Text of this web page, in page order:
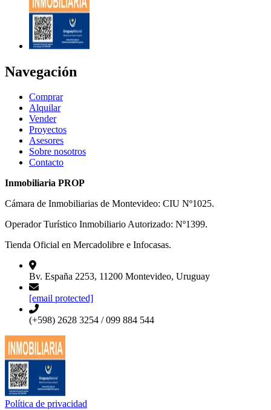
Navegación
Comprar
Alquilar
Vender
Proyectos
Asesores
Sobre nosotros
Contacto
Inmobiliaria PROP
Cámara de Inmobiliarias de Montevideo: CIU Nº1025.
Operador Turístico Inmobiliario Autorizado: Nº1399.
Tienda Oficial en Mercadolibre e Infocasas.
Bv. España 2253, 11200 Montevideo, Uruguay
[email protected]
(+598) 2628 3254 / 099 884 544
Política de privacidad